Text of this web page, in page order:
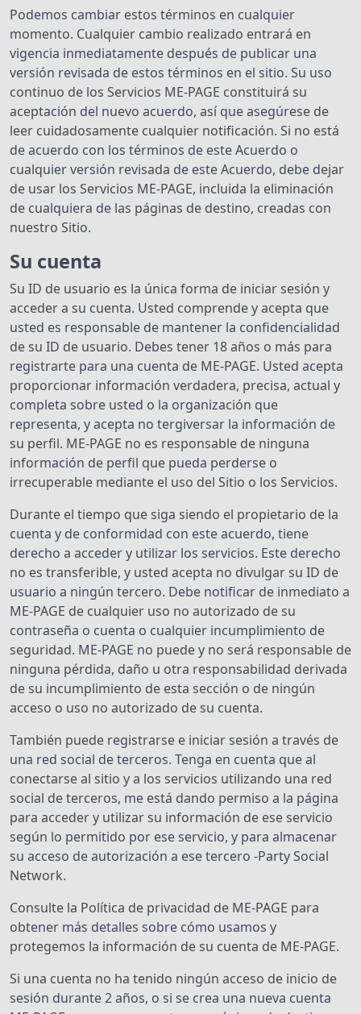
Podemos cambiar estos términos en cualquier
momento. Cualquier cambio realizado entrará en
vigencia inmediatamente después de publicar una
versión revisada de estos términos en el sitio. Su uso
continuo de los Servicios ME-PAGE constituirá su
aceptación del nuevo acuerdo, así que asegúrese de
leer cuidadosamente cualquier notificación. Si no está
de acuerdo con los términos de este Acuerdo o
cualquier versión revisada de este Acuerdo, debe dejar
de usar los Servicios ME-PAGE, incluida la eliminación
de cualquiera de las páginas de destino, creadas con
nuestro Sitio.
Su cuenta
Su ID de usuario es la única forma de iniciar sesión y
acceder a su cuenta. Usted comprende y acepta que
usted es responsable de mantener la confidencialidad
de su ID de usuario. Debes tener 18 años o más para
registrarte para una cuenta de ME-PAGE. Usted acepta
proporcionar información verdadera, precisa, actual y
completa sobre usted o la organización que
representa, y acepta no tergiversar la información de
su perfil. ME-PAGE no es responsable de ninguna
información de perfil que pueda perderse o
irrecuperable mediante el uso del Sitio o los Servicios.
Durante el tiempo que siga siendo el propietario de la
cuenta y de conformidad con este acuerdo, tiene
derecho a acceder y utilizar los servicios. Este derecho
no es transferible, y usted acepta no divulgar su ID de
usuario a ningún tercero. Debe notificar de inmediato a
ME-PAGE de cualquier uso no autorizado de su
contraseña o cuenta o cualquier incumplimiento de
seguridad. ME-PAGE no puede y no será responsable de
ninguna pérdida, daño u otra responsabilidad derivada
de su incumplimiento de esta sección o de ningún
acceso o uso no autorizado de su cuenta.
También puede registrarse e iniciar sesión a través de
una red social de terceros. Tenga en cuenta que al
conectarse al sitio y a los servicios utilizando una red
social de terceros, me está dando permiso a la página
para acceder y utilizar su información de ese servicio
según lo permitido por ese servicio, y para almacenar
su acceso de autorización a ese tercero -Party Social
Network.
Consulte la Política de privacidad de ME-PAGE para
obtener más detalles sobre cómo usamos y
protegemos la información de su cuenta de ME-PAGE.
Si una cuenta no ha tenido ningún acceso de inicio de
sesión durante 2 años, o si se crea una nueva cuenta